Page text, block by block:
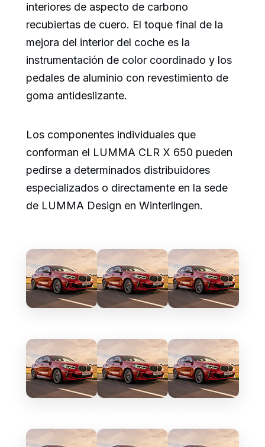
interiores de aspecto de carbono
recubiertas de cuero. El toque final de la
mejora del interior del coche es la
instrumentación de color coordinado y los
pedales de aluminio con revestimiento de
goma antideslizante.
Los componentes individuales que
conforman el LUMMA CLR X 650 pueden
pedirse a determinados distribuidores
especializados o directamente en la sede
de LUMMA Design en Winterlingen.